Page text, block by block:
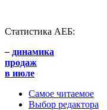
Статистика АЕБ:
– динамика
продаж
в июле
Самое читаемое
Выбор редактора